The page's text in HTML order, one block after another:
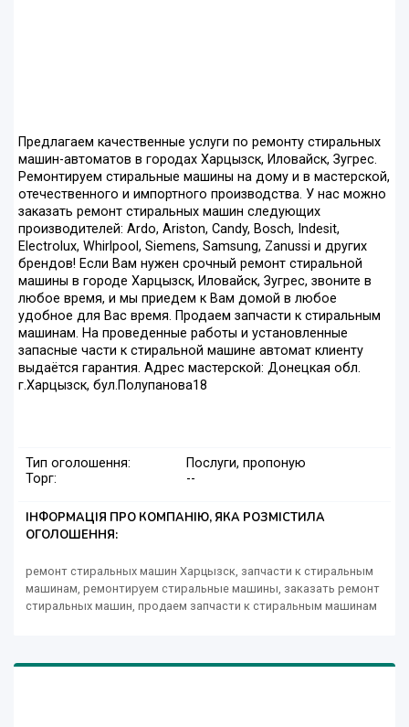
Предлагаем качественные услуги по ремонту стиральных
машин-автоматов в городах Харцызск, Иловайск, Зугрес.
Ремонтируем стиральные машины на дому и в мастерской,
отечественного и импортного производства. У нас можно
заказать ремонт стиральных машин следующих
производителей: Ardo, Ariston, Candy, Bosch, Indesit,
Electrolux, Whirlpool, Siemens, Samsung, Zanussi и других
брендов! Если Вам нужен срочный ремонт стиральной
машины в городе Харцызск, Иловайск, Зугрес, звоните в
любое время, и мы приедем к Вам домой в любое
удобное для Вас время. Продаем запчасти к стиральным
машинам. На проведенные работы и установленные
запасные части к стиральной машине автомат клиенту
выдаётся гарантия. Адрес мастерской: Донецкая обл.
г.Харцызск, бул.Полупанова18
Тип оголошення:
Послуги, пропоную
Торг:
--
ІНФОРМАЦІЯ ПРО КОМПАНІЮ, ЯКА РОЗМІСТИЛА
ОГОЛОШЕННЯ:
ремонт стиральных машин Харцызск, запчасти к стиральным
машинам, ремонтируем стиральные машины, заказать ремонт
стиральных машин, продаем запчасти к стиральным машинам